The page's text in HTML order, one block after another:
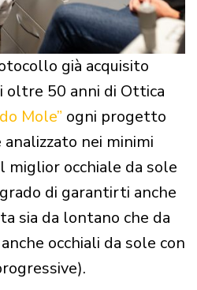
già acquisito
oltre 50 anni di Ottica
Mole” ogni progetto
nei minimi
occhiale da sole
di garantirti anche
sia da lontano che da
occhiali da sole con